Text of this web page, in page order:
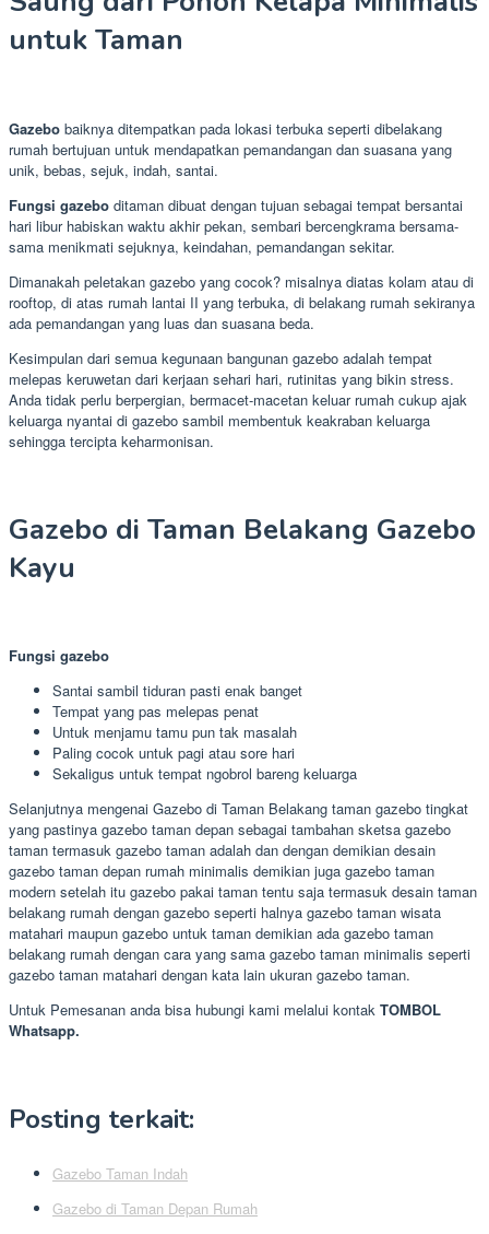
untuk Taman
Gazebo baiknya ditempatkan pada lokasi terbuka seperti dibelakang
rumah bertujuan untuk mendapatkan pemandangan dan suasana yang
unik, bebas, sejuk, indah, santai.
Fungsi gazebo ditaman dibuat dengan tujuan sebagai tempat bersantai
hari libur habiskan waktu akhir pekan, sembari bercengkrama bersama-
sama menikmati sejuknya, keindahan, pemandangan sekitar.
Dimanakah peletakan gazebo yang cocok? misalnya diatas kolam atau di
rooftop, di atas rumah lantai II yang terbuka, di belakang rumah sekiranya
ada pemandangan yang luas dan suasana beda.
Kesimpulan dari semua kegunaan bangunan gazebo adalah tempat
melepas keruwetan dari kerjaan sehari hari, rutinitas yang bikin stress.
Anda tidak perlu berpergian, bermacet-macetan keluar rumah cukup ajak
keluarga nyantai di gazebo sambil membentuk keakraban keluarga
sehingga tercipta keharmonisan.
Gazebo di Taman Belakang Gazebo
Kayu
Fungsi gazebo
Santai sambil tiduran pasti enak banget
Tempat yang pas melepas penat
Untuk menjamu tamu pun tak masalah
Paling cocok untuk pagi atau sore hari
Sekaligus untuk tempat ngobrol bareng keluarga
Selanjutnya mengenai Gazebo di Taman Belakang taman gazebo tingkat
yang pastinya gazebo taman depan sebagai tambahan sketsa gazebo
taman termasuk gazebo taman adalah dan dengan demikian desain
gazebo taman depan rumah minimalis demikian juga gazebo taman
modern setelah itu gazebo pakai taman tentu saja termasuk desain taman
belakang rumah dengan gazebo seperti halnya gazebo taman wisata
matahari maupun gazebo untuk taman demikian ada gazebo taman
belakang rumah dengan cara yang sama gazebo taman minimalis seperti
gazebo taman matahari dengan kata lain ukuran gazebo taman.
Untuk Pemesanan anda bisa hubungi kami melalui kontak TOMBOL
Whatsapp.
Posting terkait:
Gazebo Taman Indah
Gazebo di Taman Depan Rumah